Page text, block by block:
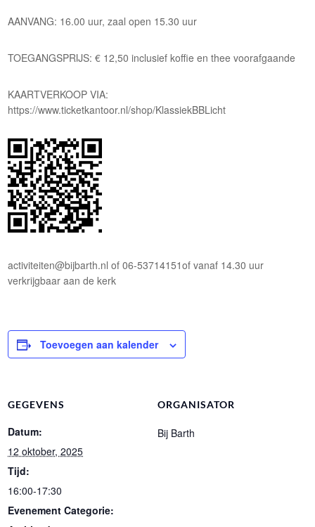
AANVANG: 16.00 uur, zaal open 15.30 uur
TOEGANGSPRIJS: € 12,50 inclusief koffie en thee voorafgaande
KAARTVERKOOP VIA:
https://www.ticketkantoor.nl/shop/KlassiekBBLicht
activiteiten@bijbarth.nl of 06-53714151of vanaf 14.30 uur
verkrijgbaar aan de kerk
Toevoegen aan kalender
GEGEVENS
Datum:
12 oktober, 2025
Tijd:
16:00-17:30
Evenement Categorie:
ORGANISATOR
Bij Barth